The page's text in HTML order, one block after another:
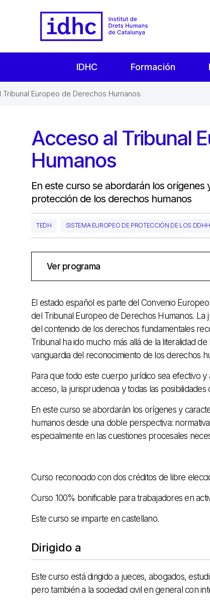
IDHC Formación
Europeo de Derechos Humanos
Acceso al Tribunal
Humanos
En este curso se abordarán los
protección de los derechos humanos
TEDH SISTEMA EUROPEO DE PROTECCIÓN DE LOS DDHH
Ver programa
El estado español es parte del Convenio
del Tribunal Europeo de Derechos Humanos. La
del contenido de los derechos fundamentales
Tribunal ha ido mucho más allá de la literalidad
vanguardia del reconocimiento de los derechos
Para que todo este cuerpo jurídico sea efectivo
acceso, la jurisprudencia y todas las
En este curso se abordarán los orígenes y
humanos desde una doble perspectiva:
especialmente en las cuestiones procesales
Curso reconocido con dos créditos de libre
Curso 100% bonificable para trabajadores en
Este curso se imparte en castellano.
Dirigido a
Este curso está dirigido a jueces, abogados,
pero también a la sociedad civil en general con